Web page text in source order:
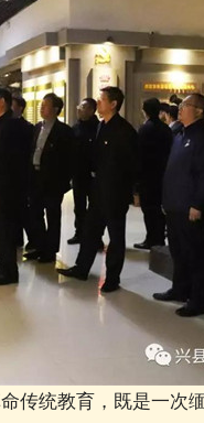
传统教育，既是一次